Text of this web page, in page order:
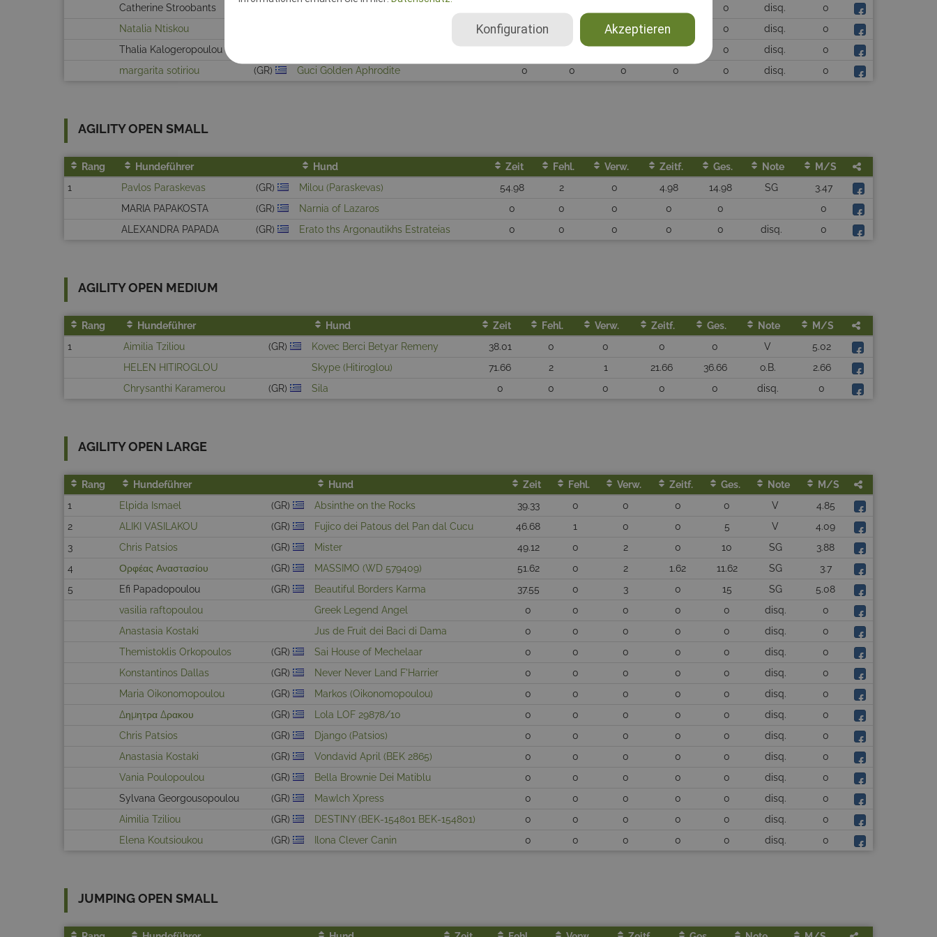
Akzeptieren
Konfiguration
Catherine Stroobants
0 disq.
0
Natalia Ntiskou
0 0 0 disq.
0
Thalia Kalogeropoulou
0 0 0 0 disq.
0
margarita sotiriou
(GR) Guci Golden Aphrodite 0 0 0 0 0 disq. 0
AGILITY OPEN SMALL
Rang Hundeführer Hund Zeit Fehl. Verw. Zeitf. Ges. Note
M/s
1
Pavlos Paraskevas (GR) Milou (Paraskevas) 54.98 2 0 4.98 14.98 SG
3.47
MARIA PAPAKOSTA
(GR) Narnia of Lazaros 0 0 0 0 0
0
ALEXANDRA PAPADA
(GR) Erato ths Argonautikhs Estrateias 0 0 0 0 0 disq. 0
AGILITY OPEN MEDIUM
Rang Hundeführer Hund Zeit Fehl. Verw. Zeitf. Ges. Note
M/s
1
Aimilia Tziliou (GR) Kovec Berci Betyar Remeny 38.01 0 0 0 0 V
5.02
HELEN HITIROGLOU
Skype (Hitiroglou) 71.66 2 1 21.66 36.66 o.B.
2.66
Chrysanthi Karamerou
(GR) Sila 0 0 0 0 0 disq. 0
AGILITY OPEN LARGE
Rang Hundeführer Hund Zeit Fehl. Verw. Zeitf. Ges. Note
M/s
1
Elpida Ismael (GR) Absinthe on the Rocks 39.33 0 0 0 0 V
4.85
2
ALIKI VASILAKOU (GR) Fujico dei Patous del Pan dal Cucu 46.68 1 0 0 5 V
4.09
3
Chris Patsios (GR) Mister 49.12 0 2 0 10 SG
3.88
4
Ορφέας Αναστασίου (GR) MASSIMO (WD 579409) 51.62 0 2 1.62 11.62 SG
3.7
5
Efi Papadopoulou (GR) Beautiful Borders Karma 37.55 0 3 0 15 SG
5.08
vasilia raftopoulou
Greek Legend Angel 0 0 0 0 0 disq.
0
Anastasia Kostaki
Jus de Fruit dei Baci di Dama 0 0 0 0 0 disq.
0
Themistoklis Orkopoulos
(GR) Sai House of Mechelaar 0 0 0 0 0 disq.
0
Konstantinos Dallas
(GR) Never Never Land F'Harrier 0 0 0 0 0 disq.
0
Maria Oikonomopoulou
(GR) Markos (Oikonomopoulou) 0 0 0 0 0 disq.
0
Δημητρα Δρακου
(GR) Lola LOF 29878/10 0 0 0 0 0 disq.
0
Chris Patsios
(GR) Django (Patsios) 0 0 0 0 0 disq.
0
Anastasia Kostaki
(GR) Vondavid April (BEK 2865) 0 0 0 0 0 disq.
0
Vania Poulopoulou
(GR) Bella Brownie Dei Matiblu 0 0 0 0 0 disq.
0
Sylvana Georgousopoulou
(GR) Mawlch Xpress 0 0 0 0 0 disq.
0
Aimilia Tziliou
(GR) DESTINY (BEK-154801 BEK-154801) 0 0 0 0 0 disq.
0
Elena Koutsioukou
(GR) Ilona Clever Canin 0 0 0 0 0 disq. 0
JUMPING OPEN SMALL